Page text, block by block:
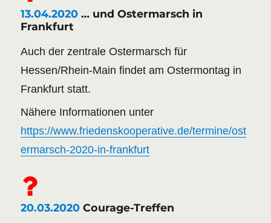
13.04.2020 … und Ostermarsch in
Frankfurt
Auch der zentrale Ostermarsch für
Hessen/Rhein-Main findet am Ostermontag in
Frankfurt statt.
Nähere Informationen unter
https://www.friedenskooperative.de/termine/ost
ermarsch-2020-in-frankfurt
20.03.2020 Courage-Treffen